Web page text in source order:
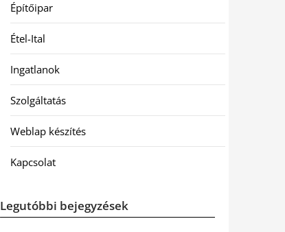
Építőipar
Étel-Ital
Ingatlanok
Szolgáltatás
Weblap készítés
Kapcsolat
Legutóbbi bejegyzések